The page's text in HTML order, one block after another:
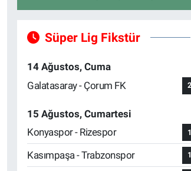
Süper Lig Fikstür
14 Ağustos, Cuma
Galatasaray - Çorum FK
15 Ağustos, Cumartesi
Konyaspor - Rizespor
Kasımpaşa - Trabzonspor